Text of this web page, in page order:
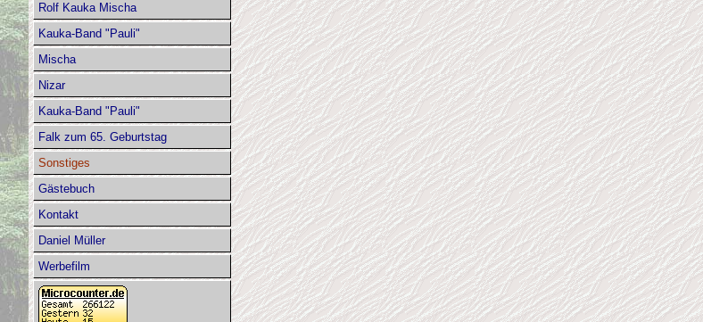
Rolf Kauka Mischa
Kauka-Band "Pauli"
Mischa
Nizar
Kauka-Band "Pauli"
Falk zum 65. Geburtstag
Sonstiges
Gästebuch
Kontakt
Daniel Müller
Werbefilm